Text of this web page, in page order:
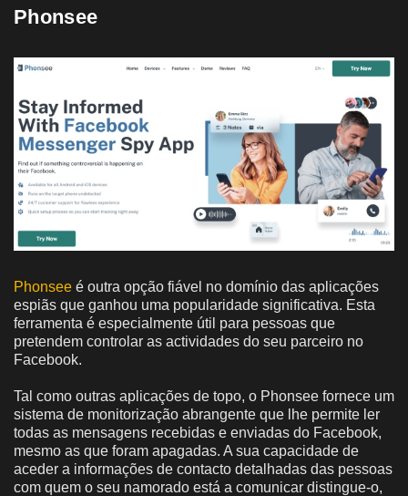
Phonsee
Phonsee é outra opção fiável no domínio das aplicações
espiãs que ganhou uma popularidade significativa. Esta
ferramenta é especialmente útil para pessoas que
pretendem controlar as actividades do seu parceiro no
Facebook.
Tal como outras aplicações de topo, o Phonsee fornece um
sistema de monitorização abrangente que lhe permite ler
todas as mensagens recebidas e enviadas do Facebook,
mesmo as que foram apagadas. A sua capacidade de
aceder a informações de contacto detalhadas das pessoas
com quem o seu namorado está a comunicar distingue-o,